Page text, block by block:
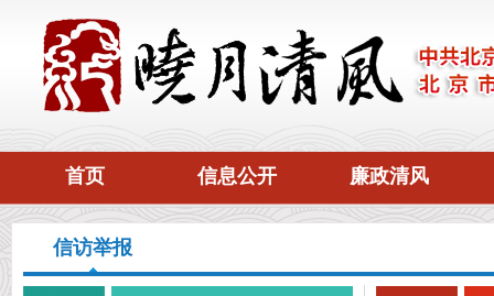
首页 信息公开 廉政清风
信访举报